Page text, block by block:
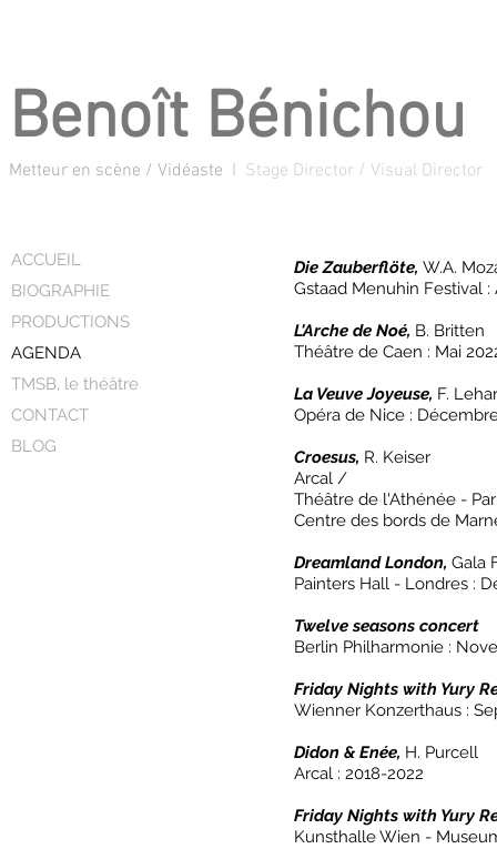
Benoît Bénichou
Metteur en scène / Vidéaste I Stage Director / Visual Director
Die Zauberflöte, W.A.
Gstaad Menuhin Festival :
L'Arche de Noé, B. Britten
Théâtre de Caen : Mai
La Veuve Joyeuse, F. Lehar
Opéra de Nice :
Croesus, R. Keiser
Arcal /
Théâtre de l'Athénée -
Centre des bords de
Dreamland London, Gala
Painters Hall - Londres :
Twelve seasons concert
Berlin Philharmonie :
Friday Nights with Yury
Wienner Konzerthaus :
Didon & Enée, H. Purcell
Arcal : 2018-2022
Friday Nights with Yury
Kunsthalle Wien -
ACCUEIL
BIOGRAPHIE
PRODUCTIONS
AGENDA
TMSB, le théâtre
CONTACT
BLOG